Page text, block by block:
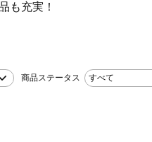
も充実！
商品ステータス すべて